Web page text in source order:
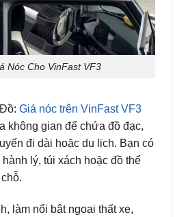
Nóc Cho VinFast VF3
Giá nóc trên VinFast VF3
không gian để chứa đồ đạc,
đi dài hoặc du lịch. Bạn có
lý, túi xách hoặc đồ thể
làm nổi bật ngoại thất xe,